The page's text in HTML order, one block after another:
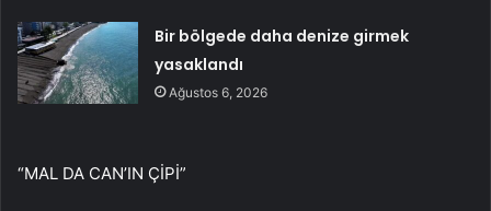
Bir bölgede daha denize girmek
yasaklandı
Ağustos 6, 2026
“MAL DA CAN’IN ÇİPİ”